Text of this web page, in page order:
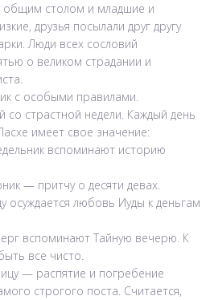
общим столом и младшие и
друзья посылали друг другу
Люди всех сословий
о великом страдании и
с особыми правилами.
со страстной недели. Каждый день
имеет свое значение:
вспоминают историю
— притчу о десяти девах.
осуждается любовь Иуды к деньгам
вспоминают Тайную вечерю. К
все чисто.
— распятие и погребение
строгого поста. Считается,